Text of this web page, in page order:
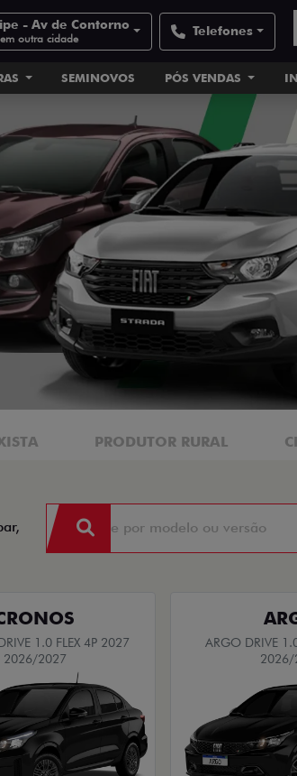
- Av de Contorno
outra cidade Telefones
SEMINOVOS PÓS VENDAS
PRODUTOR RURAL
1.0 FLEX 4P 2027
2026/2027
ARGO DRIVE
2026/